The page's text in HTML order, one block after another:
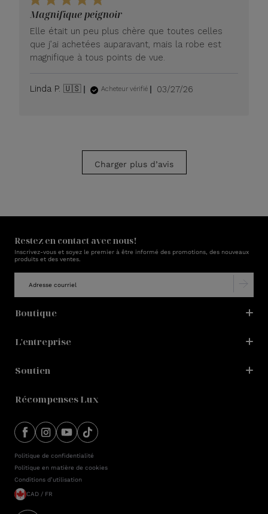
Magnifique peignoir
Elle était un peu plus chère que toutes celles
que j’ai achetées auparavant, mais la robe est
magnifique à tous points de vue.
Linda P. 🇺🇸 Acheteur vérifié
Date
03/27/26
Charger plus d’avis
Restez en contact avec nous!
Inscrivez-vous et soyez le premier à être informé des promotions, des nouveaux
produits et des ventes.
Boutique
L'entreprise
Soutien
Récompenses Lux
Politique de confidentialité
Politique en matière de cookies
Conditions d’utilisation
CAD / FR